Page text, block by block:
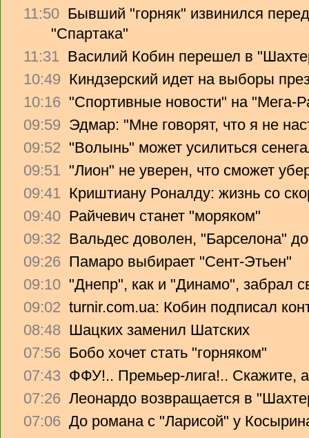
11:50 Бывший "горняк" извинился
"Спартака"
11:31 Василий Кобин перешел в
10:49 Киндзерский идет на выборы
10:16 "Спортивные новости" на "Мега-
09:59 Эдмар: "Мне говорят, что я не
09:52 "Волынь" может усилиться
09:51 "Лион" не уверен, что сможет
09:41 Криштиану Роналду: жизнь со
09:40 Райчевич станет "моряком"
09:32 Вальдес доволен, "Барселона"
09:26 Памаро выбирает "Сент-Этьен"
09:10 "Днепр", как и "Динамо", забрал
09:02 turnir.com.ua: Кобин подписал
08:48 Шацких заменил Шатских
07:56 Бобо хочет стать "горняком"
07:43 ФФУ!.. Премьер-лига!.. Скажите,
07:26 Леонардо возвращается в
07:06 До романа с "Ларисой" у